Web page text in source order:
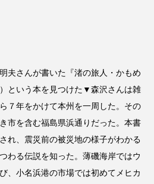
夫さんが書いた『渚の旅人・かもめ
という本を見つけた▼森沢さんは雑
７年をかけて本州を一周した。その
市を含む福島県浜通りだった。本書
れ、震災前の被災地の様子がわかる
わる伝説を知った。薄磯海岸ではウ
、小名浜港の市場では初めてメヒカ